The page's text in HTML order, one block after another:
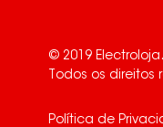
© 2019 Electroloja.
Todos os direitos
Política de